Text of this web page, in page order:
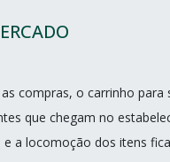
compras, o carrinho para
que chegam no
a locomoção dos itens